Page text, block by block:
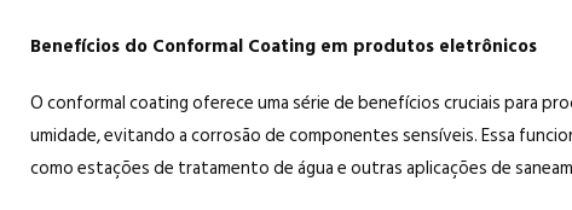
Benefícios do Conformal Coating em produtos eletrônicos
O conformal coating oferece uma série de benefícios cruciais para
umidade, evitando a corrosão de componentes sensíveis. Essa
como estações de tratamento de água e outras aplicações de